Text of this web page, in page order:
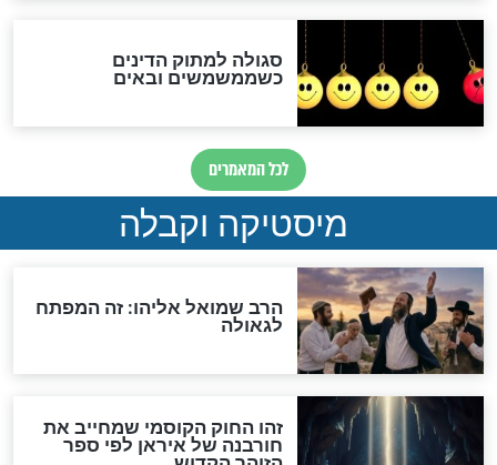
מה יהיה בימות המשיח?
"לפני הגאולה תהיה אפיקורסות
והכחשה גדולה מאוד של
האמונה"